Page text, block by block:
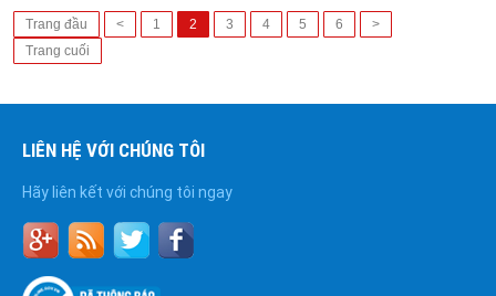
Trang đầu < 1 2 3 4 5 6
>
Trang cuối
LIÊN HỆ VỚI CHÚNG TÔI
Hãy liên kết với chúng tôi ngay